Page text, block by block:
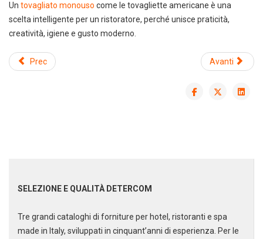
SELEZIONE E QUALITÀ DETERCOM
Tre grandi cataloghi di forniture per hotel, ristoranti e spa
made in Italy, sviluppati in cinquant’anni di esperienza. Per le
Un tovagliato monouso come le tovagliette americane è una
scelta intelligente per un ristoratore, perché unisce praticità,
creatività, igiene e gusto moderno.
Prec Avanti